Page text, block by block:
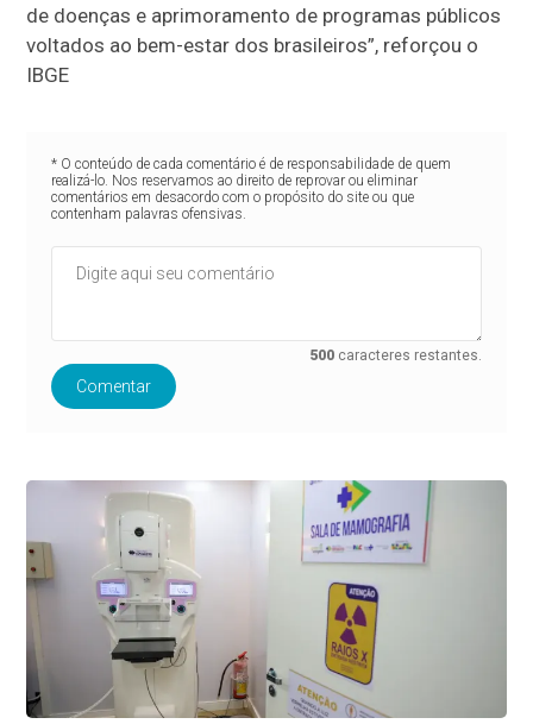
de doenças e aprimoramento de programas públicos
voltados ao bem-estar dos brasileiros”, reforçou o
IBGE
* O conteúdo de cada comentário é de responsabilidade de quem
realizá-lo. Nos reservamos ao direito de reprovar ou eliminar
comentários em desacordo com o propósito do site ou que
contenham palavras ofensivas.
500 caracteres restantes.
Comentar